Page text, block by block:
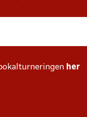
her